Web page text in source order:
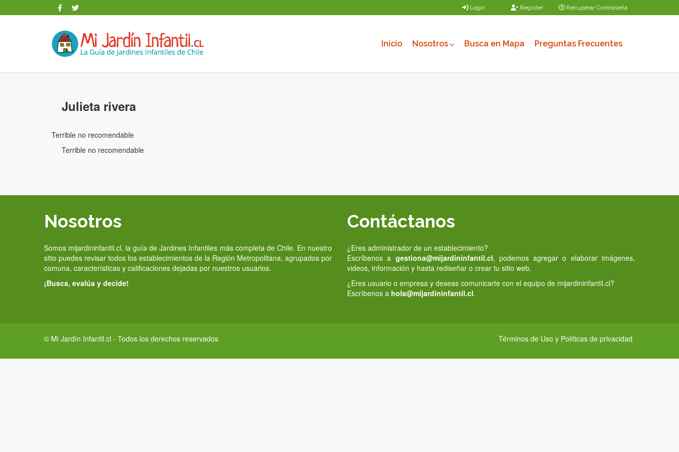
Login Register Recuperar Contraseña
Inicio Nosotros Busca en Mapa Preguntas Frecuentes
Julieta rivera
Terrible no recomendable
Terrible no recomendable
Nosotros
Somos mijardininfantil.cl, la guía de Jardines Infantiles más completa de Chile. En nuestro
sitio puedes revisar todos los establecimientos de la Región Metropolitana, agrupados por
comuna, características y calificaciones dejadas por nuestros usuarios.
¡Busca, evalúa y decide!
Contáctanos
¿Eres administrador de un establecimiento?
Escríbenos a gestiona@mijardininfantil.cl, podemos agregar o elaborar imágenes,
videos, información y hasta rediseñar o crear tu sitio web.
¿Eres usuario o empresa y deseas comunicarte con el equipo de mijardininfantil.cl?
Escríbenos a hola@mijardininfantil.cl.
© Mi Jardín Infantil.cl - Todos los derechos reservados Términos de Uso y Políticas de privacidad